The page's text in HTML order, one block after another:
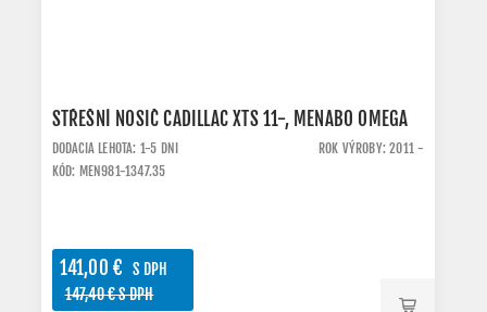
STŘEŠNÍ NOSIČ CADILLAC XTS 11-, MENABO OMEGA
DODACIA LEHOTA: 1-5 DNI
ROK VÝROBY: 2011 -
KÓD: MEN981-1347.35
141,00 €
S DPH
147,40 € S DPH